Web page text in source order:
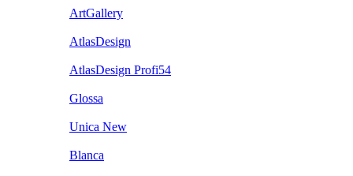
ArtGallery
AtlasDesign
AtlasDesign Profi54
Glossa
Unica New
Blanca